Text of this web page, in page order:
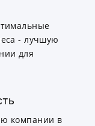
- лучшую
для
компании в